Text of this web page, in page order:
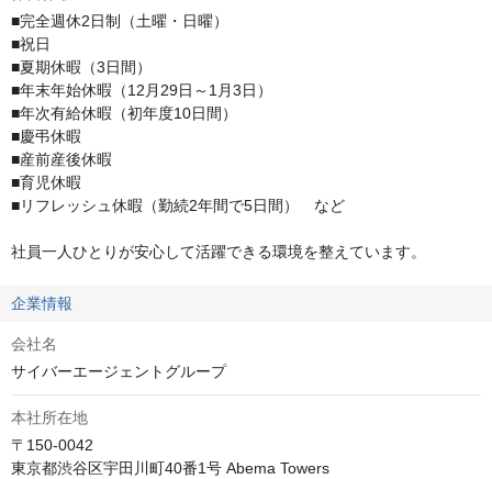
■完全週休2日制（土曜・日曜）
■祝日
■夏期休暇（3日間）
■年末年始休暇（12月29日～1月3日）
■年次有給休暇（初年度10日間）
■慶弔休暇
■産前産後休暇
■育児休暇
■リフレッシュ休暇（勤続2年間で5日間）　など
社員一人ひとりが安心して活躍できる環境を整えています。
企業情報
会社名
サイバーエージェントグループ
本社所在地
〒150-0042
東京都渋谷区宇田川町40番1号 Abema Towers